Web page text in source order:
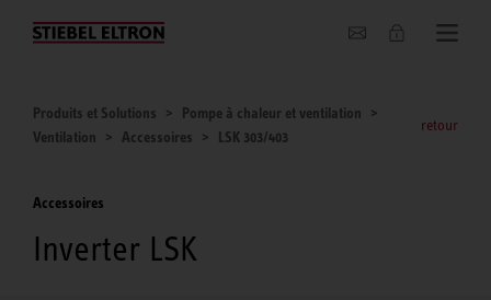
Entreprise
Produits et Solutions
Pompe à chaleur et ventilation
Ventilation
Accessoires LSK 303/403
retour
Accessoires
Inverter LSK